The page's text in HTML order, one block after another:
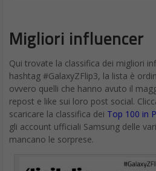
Migliori influencer
Qui trovate la classifica dei migliori
hashtag #GalaxyZFlip3, la lista è
ovvero quelli che hanno avuto il
repost e like sui loro post social.
scaricare la classifica dei Top 100 in
gli account ufficiali Samsung delle
mancano le sorprese.